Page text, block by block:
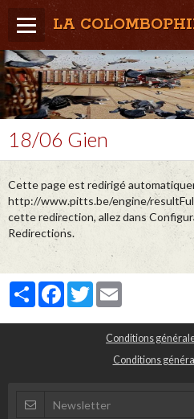
LA
Home
Météo / Het weer
Lâcher / Los
Result. clubs, Provincial,
RFCB / KBDB
18/06 Gien
Cette page est redirigé
http://www.pitts.be/engine/
cette redirection, allez dans
Redirections.
PartagerFacebook
Twitter
Conditions
Conditions